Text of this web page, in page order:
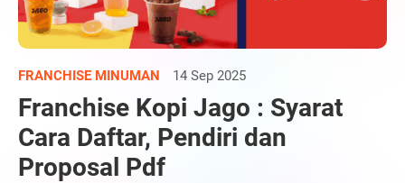
FRANCHISE MINUMAN 14 Sep 2025
Franchise Kopi Jago : Syarat
Cara Daftar, Pendiri dan
Proposal Pdf